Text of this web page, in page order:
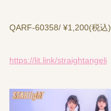
QARF-60358/ ¥1,200(税込)
https://lit.link/straightangeli